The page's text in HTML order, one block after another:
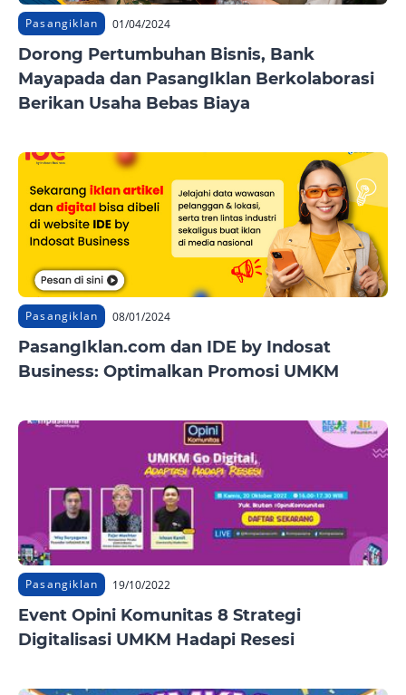
Pasangiklan 01/04/2024
Dorong Pertumbuhan Bisnis, Bank
Mayapada dan PasangIklan Berkolaborasi
Berikan Usaha Bebas Biaya
Pasangiklan 08/01/2024
PasangIklan.com dan IDE by Indosat
Business: Optimalkan Promosi UMKM
Pasangiklan 19/10/2022
Event Opini Komunitas 8 Strategi
Digitalisasi UMKM Hadapi Resesi